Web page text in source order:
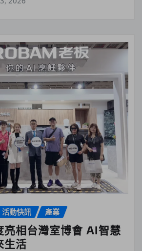
活動快訊 產業
亮相台灣室博會 AI智慧
生活